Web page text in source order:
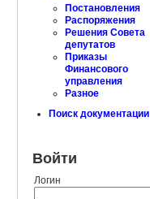
Постановления
Распоряжения
Решения Совета
депутатов
Приказы
Финансового
управления
Разное
Поиск документации
Войти
Логин